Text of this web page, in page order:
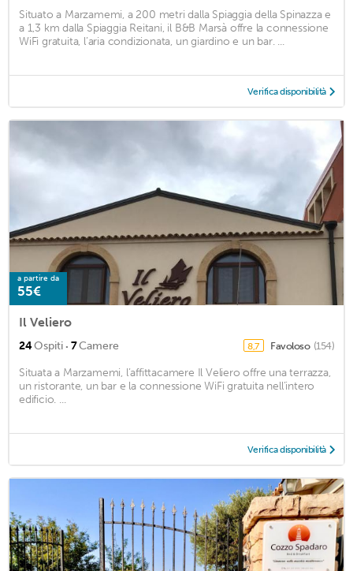
Situato a Marzamemi, a 200 metri dalla Spiaggia della Spinazza e
a 1,3 km dalla Spiaggia Reitani, il B&B Marsà offre la connessione
WiFi gratuita, l’aria condizionata, un giardino e un bar. ...
Verifica disponibilità
a partire da
55€
Il Veliero
24Ospiti · 7Camere 8,7 Favoloso (154)
Situata a Marzamemi, l’affittacamere Il Veliero offre una terrazza,
un ristorante, un bar e la connessione WiFi gratuita nell’intero
edificio. ...
Verifica disponibilità